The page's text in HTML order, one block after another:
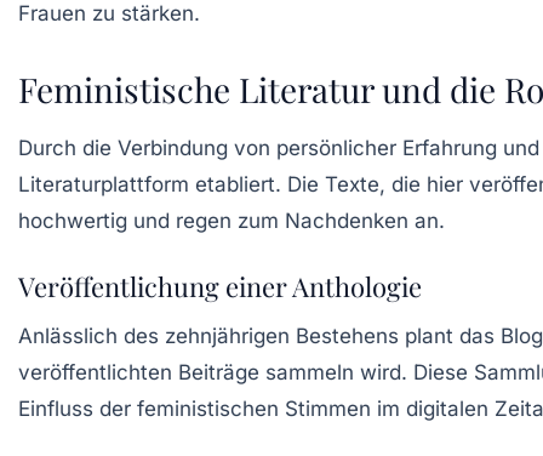
Frauen zu stärken.
Feministische Literatur und die
Durch die Verbindung von persönlicher Erfahrung
Literaturplattform etabliert. Die Texte, die hier
hochwertig und regen zum Nachdenken an.
Veröffentlichung einer Anthologie
Anlässlich des zehnjährigen Bestehens plant das
veröffentlichten Beiträge sammeln wird. Diese
Einfluss der feministischen Stimmen im digitalen